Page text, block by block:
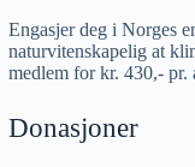
Engasjer deg i Norges
naturvitenskapelig at
medlem for kr. 430,- pr.
Donasjoner